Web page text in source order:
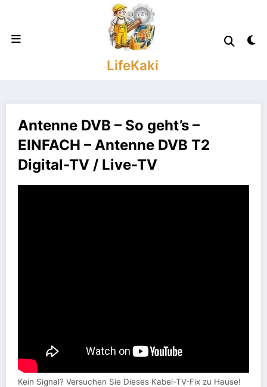
LifeKaki
Antenne DVB – So geht’s –
EINFACH – Antenne DVB T2
Digital-TV / Live-TV
Kein Signal? Versuchen Sie Dieses Kabel-TV-Fix zu Hause!